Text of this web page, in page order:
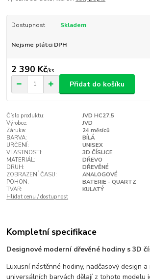
Dostupnost Skladem
Nejsme plátci DPH
2 390 Kč/ks
Přidat do košíku
Číslo produktu:
JVD HC27.5
Výrobce:
JVD
Záruka:
24 měsíců
BARVA:
BÍLÁ
URČENÍ:
UNISEX
VLASTNOSTI:
3D ČÍSLICE
MATERIÁL:
DŘEVO
DRUH:
DŘEVĚNÉ
ZOBRAZENÍ ČASU:
ANALOGOVÉ
POHON:
BATERIE - QUARTZ
TVAR:
KULATÝ
Hlídat cenu / dostupnost
Kompletní specifikace
Designové moderní dřevěné hodiny s 3D
Luxusní nástěnné hodiny, nadčasový design
universálních barvách dělají z tohoto modelu